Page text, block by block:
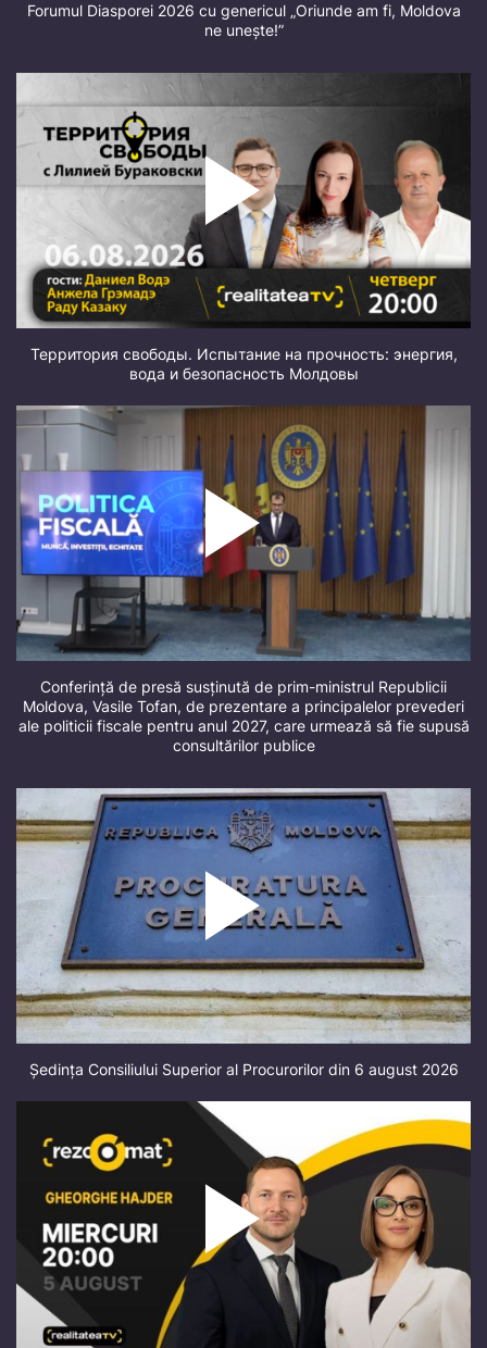
Forumul Diasporei 2026 cu genericul „Oriunde am fi, Moldova
ne unește!”
Территория свободы. Испытание на прочность: энергия,
вода и безопасность Молдовы
Conferință de presă susținută de prim-ministrul Republicii
Moldova, Vasile Tofan, de prezentare a principalelor prevederi
ale politicii fiscale pentru anul 2027, care urmează să fie supusă
consultărilor publice
Ședința Consiliului Superior al Procurorilor din 6 august 2026